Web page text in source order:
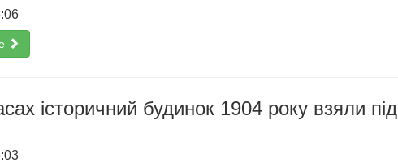
історичний будинок 1904 року взяли під